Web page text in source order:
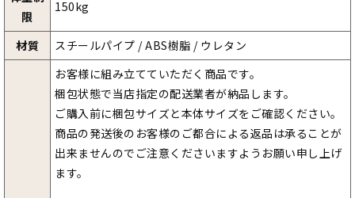
限
150kg
材質 スチールパイプ / ABS樹脂 / ウレタン
お客様に組み立てていただく商品です。
梱包状態で当店指定の配送業者が納品します。
ご購入前に梱包サイズと本体サイズをご確認ください。
商品の発送後のお客様のご都合による返品は承ることが
出来ませんのでご注意くださいますようお願い申し上げ
ます。